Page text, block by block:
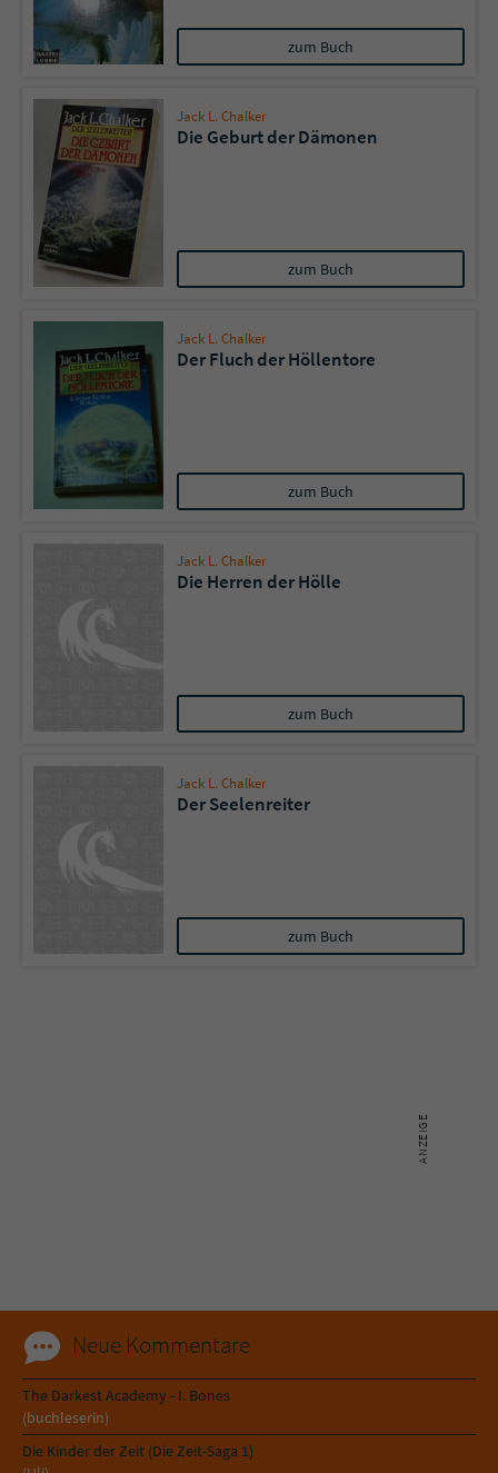
zum Buch
Jack L. Chalker
Die Geburt der Dämonen
zum Buch
Jack L. Chalker
Der Fluch der Höllentore
zum Buch
Jack L. Chalker
Die Herren der Hölle
zum Buch
Jack L. Chalker
Der Seelenreiter
zum Buch
Neue Kommentare
The Darkest Academy - I. Bones
(buchleserin)
Die Kinder der Zeit (Die Zeit-Saga 1)